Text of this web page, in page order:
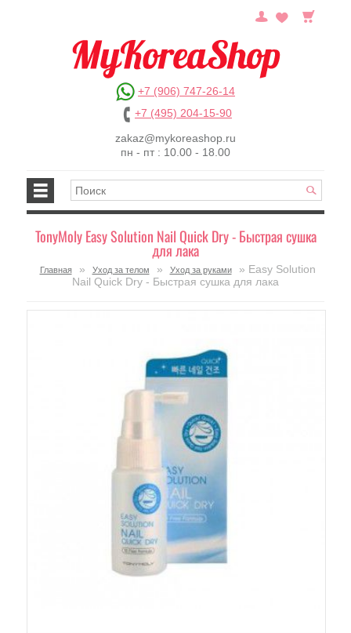
+7 (906) 747-26-14
+7 (495) 204-15-90
zakaz@mykoreashop.ru
пн - пт : 10.00 - 18.00
TonyMoly Easy Solution Nail Quick Dry - Быстрая сушка
для лака
Главная » Уход за телом » Уход за руками
» Easy Solution
Nail Quick Dry - Быстрая сушка для лака